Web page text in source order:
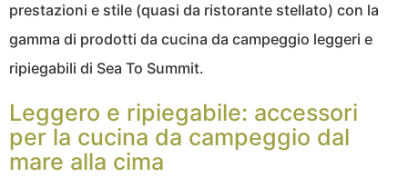
prestazioni e stile (quasi da ristorante stellato) con la
gamma di prodotti da cucina da campeggio leggeri e
ripiegabili di Sea To Summit.
Leggero e ripiegabile: accessori
per la cucina da campeggio dal
mare alla cima